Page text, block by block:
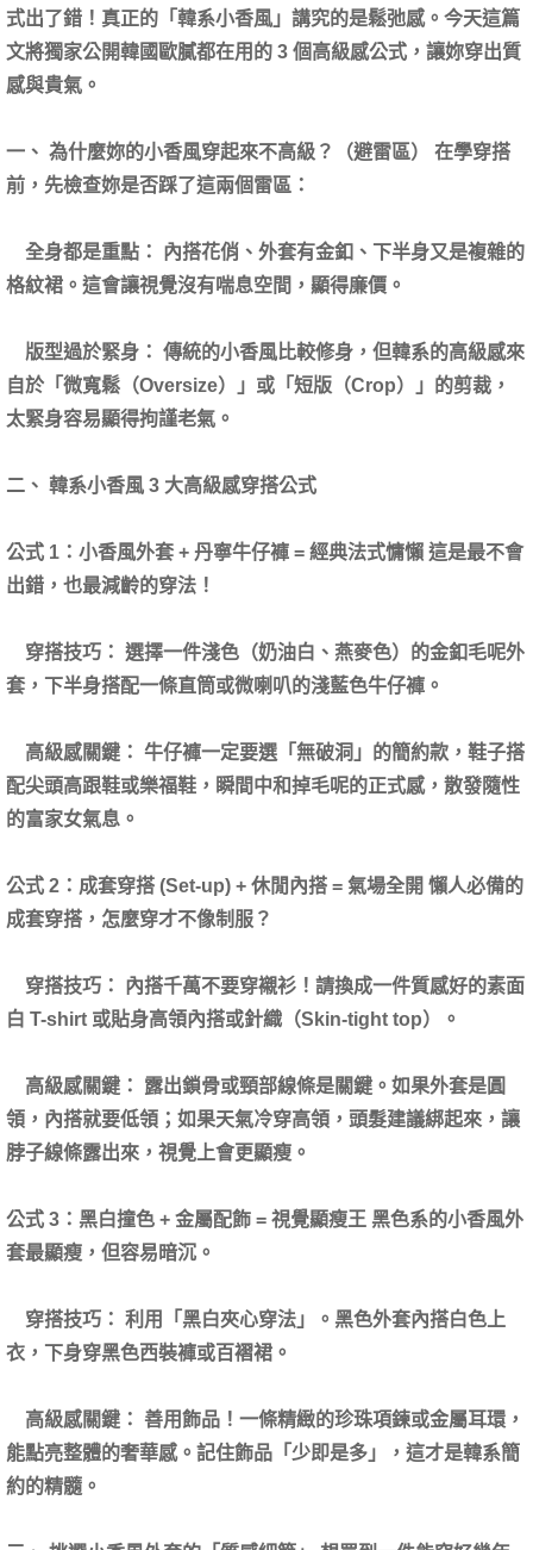
式出了錯！真正的「韓系小香風」講究的是鬆弛感。今天這篇
文將獨家公開韓國歐膩都在用的 3 個高級感公式，讓妳穿出質
感與貴氣。
一、 為什麼妳的小香風穿起來不高級？（避雷區） 在學穿搭
前，先檢查妳是否踩了這兩個雷區：
全身都是重點： 內搭花俏、外套有金釦、下半身又是複雜的
格紋裙。這會讓視覺沒有喘息空間，顯得廉價。
版型過於緊身： 傳統的小香風比較修身，但韓系的高級感來
自於「微寬鬆（Oversize）」或「短版（Crop）」的剪裁，
太緊身容易顯得拘謹老氣。
二、 韓系小香風 3 大高級感穿搭公式
公式 1：小香風外套 + 丹寧牛仔褲 = 經典法式慵懶 這是最不會
出錯，也最減齡的穿法！
穿搭技巧： 選擇一件淺色（奶油白、燕麥色）的金釦毛呢外
套，下半身搭配一條直筒或微喇叭的淺藍色牛仔褲。
高級感關鍵： 牛仔褲一定要選「無破洞」的簡約款，鞋子搭
配尖頭高跟鞋或樂福鞋，瞬間中和掉毛呢的正式感，散發隨性
的富家女氣息。
公式 2：成套穿搭 (Set-up) + 休閒內搭 = 氣場全開 懶人必備的
成套穿搭，怎麼穿才不像制服？
穿搭技巧： 內搭千萬不要穿襯衫！請換成一件質感好的素面
白 T-shirt 或貼身高領內搭或針織（Skin-tight top）。
高級感關鍵： 露出鎖骨或頸部線條是關鍵。如果外套是圓
領，內搭就要低領；如果天氣冷穿高領，頭髮建議綁起來，讓
脖子線條露出來，視覺上會更顯瘦。
公式 3：黑白撞色 + 金屬配飾 = 視覺顯瘦王 黑色系的小香風外
套最顯瘦，但容易暗沉。
穿搭技巧： 利用「黑白夾心穿法」。黑色外套內搭白色上
衣，下身穿黑色西裝褲或百褶裙。
高級感關鍵： 善用飾品！一條精緻的珍珠項鍊或金屬耳環，
能點亮整體的奢華感。記住飾品「少即是多」，這才是韓系簡
約的精髓。